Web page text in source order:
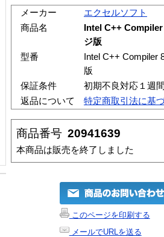
メーカー
エクセルソフト
商品名
Intel C++
ジ版
型番
Intel C++ Compiler
版
保証条件
初期不良対応１週
返品について
特定商取引法に基
商品番号 20941639
本商品は販売を終了しました
このページを印刷する
メールでURLを送る